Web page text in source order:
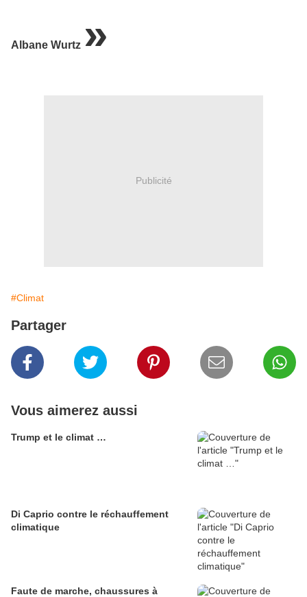
Albane Wurtz »
Publicité
#Climat
Partager
Vous aimerez aussi
Trump et le climat …
Di Caprio contre le réchauffement
climatique
Faute de marche, chaussures à